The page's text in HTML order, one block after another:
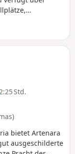
de los Pozos de
die
und
schattig (im
vor dem
da das
ist,
2:25 Std.
bietet Artenara
ausgeschilderte